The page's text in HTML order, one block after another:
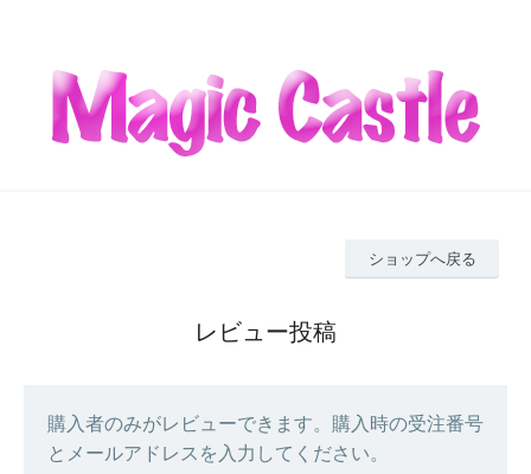
ショップへ戻る
レビュー投稿
購入者のみがレビューできます。購入時の受注番号
とメールアドレスを入力してください。